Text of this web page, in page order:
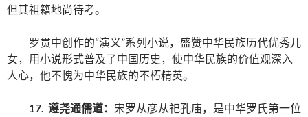
但其祖籍地尚待考。
罗贯中创作的“演义”系列小说，盛赞中华民族历代优秀儿
女，用小说形式普及了中国历史，使中华民族的价值观深入
人心，他不愧为中华民族的不朽精英。
17. 遵尧通儒道： 宋罗从彦从祀孔庙，是中华罗氏第一位